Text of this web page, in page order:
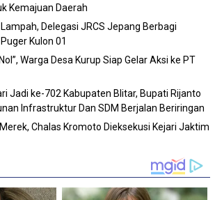
Kemajuan Daerah
Delegasi JRCS Jepang Berbagi
Kulon 01
Warga Desa Kurup Siap Gelar Aksi ke PT
Jadi ke-702 Kabupaten Blitar, Bupati Rijanto
Infrastruktur Dan SDM Berjalan Beriringan
Chalas Kromoto Dieksekusi Kejari Jaktim